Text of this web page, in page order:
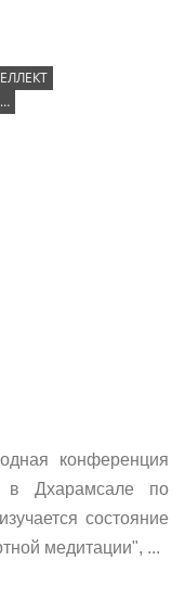
конференция
в Дхарамсале по
состояние
медитации", ...